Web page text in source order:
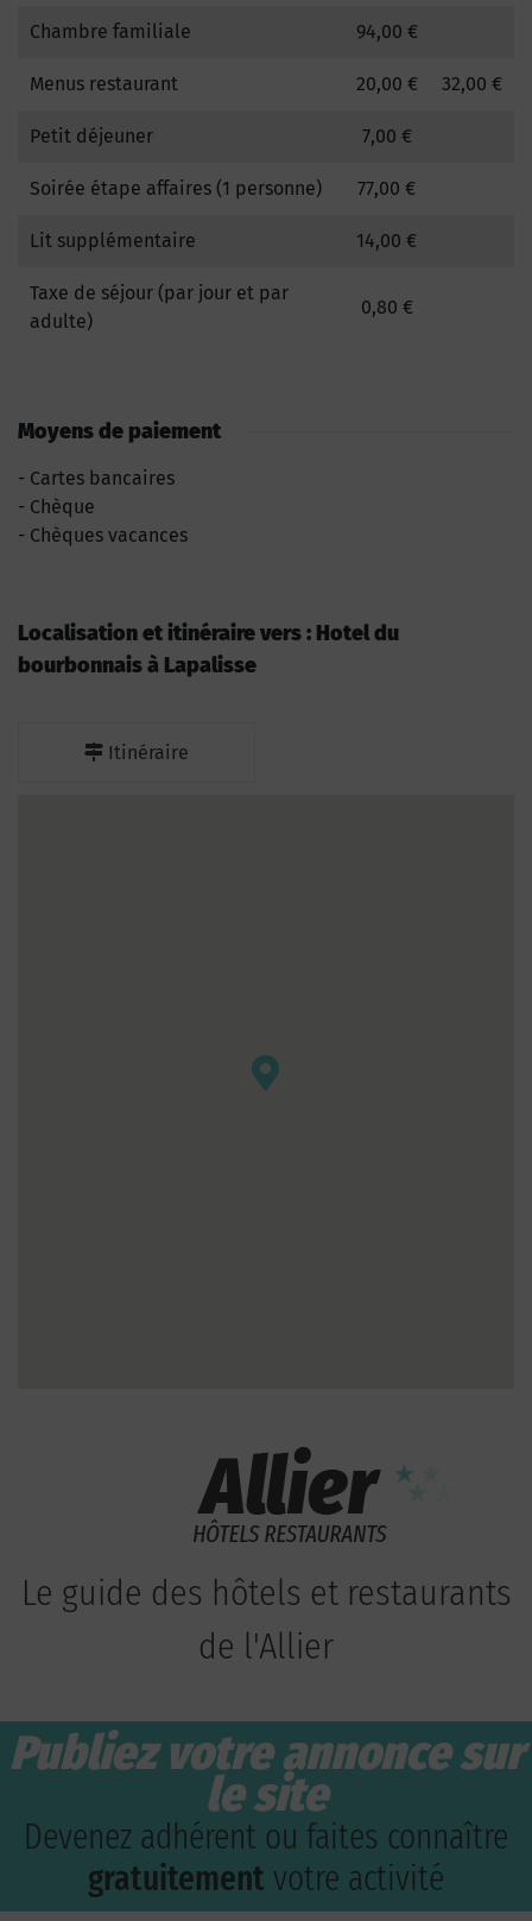
Chambre familiale 94,00 €
Menus restaurant 20,00 € 32,00 €
Petit déjeuner 7,00 €
Soirée étape affaires (1 personne) 77,00 €
Lit supplémentaire 14,00 €
Taxe de séjour (par jour et par
adulte)
0,80 €
Moyens de paiement
Cartes bancaires
Chèque
Chèques vacances
Localisation et itinéraire vers : Hotel du
bourbonnais à Lapalisse
Itinéraire
Le guide des hôtels et restaurants
de l'Allier
Publiez votre annonce sur
le site
Devenez adhérent ou faites connaître
gratuitement votre activité